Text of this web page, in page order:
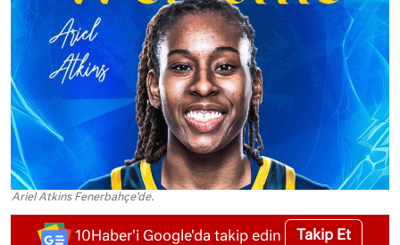
Ariel Atkins Fenerbahçe'de.
10Haber'i Google'da takip edin Takip Et